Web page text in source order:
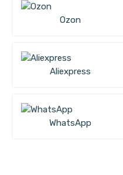
Ozon
Aliexpress
WhatsApp